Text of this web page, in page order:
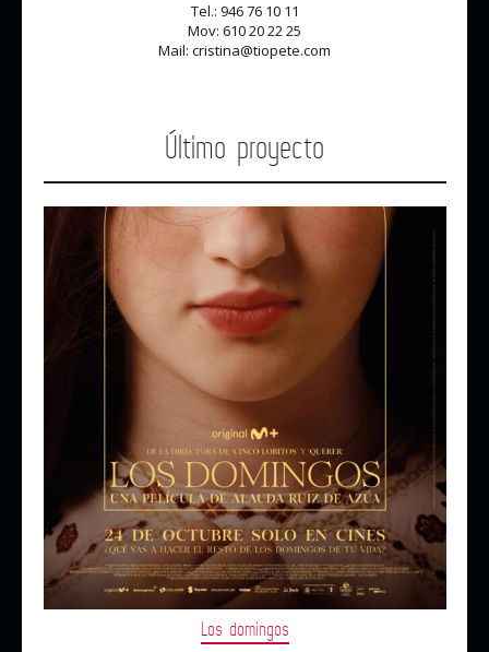
Tel.: 946 76 10 11
Mov: 610 20 22 25
Mail: cristina@tiopete.com
Último proyecto
Los domingos